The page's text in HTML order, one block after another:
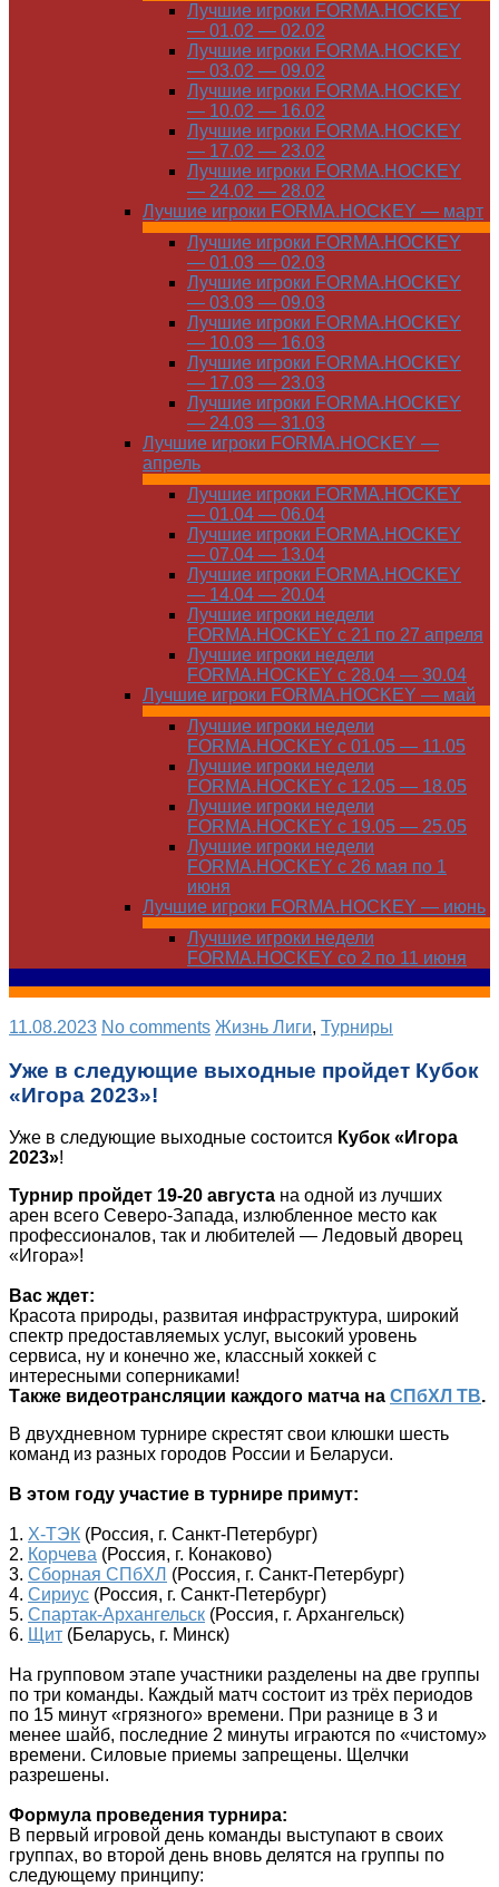
Лучшие игроки FORMA.HOCKEY
— 01.02 — 02.02
Лучшие игроки FORMA.HOCKEY
— 03.02 — 09.02
Лучшие игроки FORMA.HOCKEY
— 10.02 — 16.02
Лучшие игроки FORMA.HOCKEY
— 17.02 — 23.02
Лучшие игроки FORMA.HOCKEY
— 24.02 — 28.02
Лучшие игроки FORMA.HOCKEY — март
Лучшие игроки FORMA.HOCKEY
— 01.03 — 02.03
Лучшие игроки FORMA.HOCKEY
— 03.03 — 09.03
Лучшие игроки FORMA.HOCKEY
— 10.03 — 16.03
Лучшие игроки FORMA.HOCKEY
— 17.03 — 23.03
Лучшие игроки FORMA.HOCKEY
— 24.03 — 31.03
Лучшие игроки FORMA.HOCKEY —
апрель
Лучшие игроки FORMA.HOCKEY
— 01.04 — 06.04
Лучшие игроки FORMA.HOCKEY
— 07.04 — 13.04
Лучшие игроки FORMA.HOCKEY
— 14.04 — 20.04
Лучшие игроки недели
FORMA.HOCKEY с 21 по 27 апреля
Лучшие игроки недели
FORMA.HOCKEY с 28.04 — 30.04
Лучшие игроки FORMA.HOCKEY — май
Лучшие игроки недели
FORMA.HOCKEY с 01.05 — 11.05
Лучшие игроки недели
FORMA.HOCKEY с 12.05 — 18.05
Лучшие игроки недели
FORMA.HOCKEY с 19.05 — 25.05
Лучшие игроки недели
FORMA.HOCKEY с 26 мая по 1
июня
Лучшие игроки FORMA.HOCKEY — июнь
Лучшие игроки недели
FORMA.HOCKEY со 2 по 11 июня
11.08.2023 No comments Жизнь Лиги, Турниры
Уже в следующие выходные пройдет Кубок
«Игора 2023»!
Уже в следующие выходные состоится Кубок «Игора
2023»!
Турнир пройдет 19-20 августа на одной из лучших
арен всего Северо-Запада, излюбленное место как
профессионалов, так и любителей — Ледовый дворец
«Игора»!
Вас ждет:
Красота природы, развитая инфраструктура, широкий
спектр предоставляемых услуг, высокий уровень
сервиса, ну и конечно же, классный хоккей с
интересными соперниками!
Также видеотрансляции каждого матча на СПбХЛ ТВ.
В двухдневном турнире скрестят свои клюшки шесть
команд из разных городов России и Беларуси.
В этом году участие в турнире примут:
1. Х-ТЭК (Россия, г. Санкт-Петербург)
2. Корчева (Россия, г. Конаково)
3. Сборная СПбХЛ (Россия, г. Санкт-Петербург)
4. Сириус (Россия, г. Санкт-Петербург)
5. Спартак-Архангельск (Россия, г. Архангельск)
6. Щит (Беларусь, г. Минск)
На групповом этапе участники разделены на две группы
по три команды. Каждый матч состоит из трёх периодов
по 15 минут «грязного» времени. При разнице в 3 и
менее шайб, последние 2 минуты играются по «чистому»
времени. Силовые приемы запрещены. Щелчки
разрешены.
Формула проведения турнира:
В первый игровой день команды выступают в своих
группах, во второй день вновь делятся на группы по
следующему принципу: